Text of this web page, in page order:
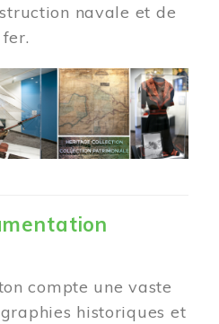
navale et de
compte une vaste
historiques et